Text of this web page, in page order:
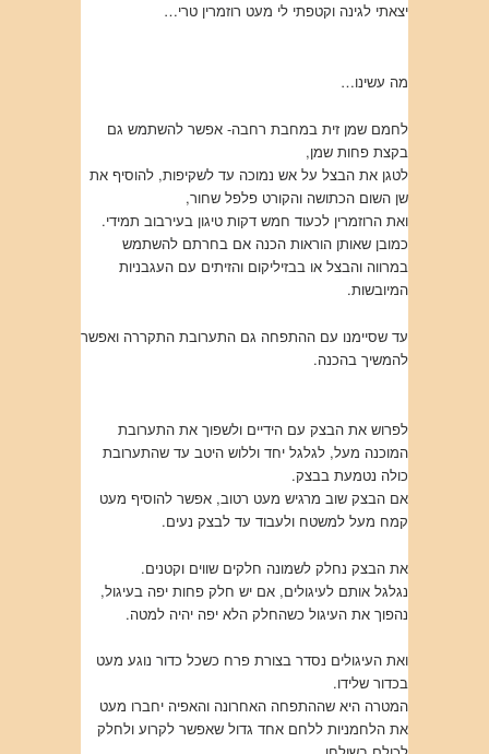
יצאתי לגינה וקטפתי לי מעט רוזמרין טרי…
מה עשינו…
לחמם שמן זית במחבת רחבה- אפשר להשתמש גם
בקצת פחות שמן,
לטגן את הבצל על אש נמוכה עד לשקיפות, להוסיף את
שן השום הכתושה והקורט פלפל שחור,
ואת הרוזמרין לכעוד חמש דקות טיגון בעירבוב תמידי.
כמובן שאותן הוראות הכנה אם בחרתם להשתמש
במרווה והבצל או בבזיליקום והזיתים עם העגבניות
המיובשות.
עד שסיימנו עם ההתפחה גם התערובת התקררה ואפשר
להמשיך בהכנה.
לפרוש את הבצק עם הידיים ולשפוך את התערובת
המוכנה מעל, לגלגל יחד וללוש היטב עד שהתערובת
כולה נטמעת בבצק.
אם הבצק שוב מרגיש מעט רטוב, אפשר להוסיף מעט
קמח מעל למשטח ולעבוד עד לבצק נעים.
את הבצק נחלק לשמונה חלקים שווים וקטנים.
נגלגל אותם לעיגולים, אם יש חלק פחות יפה בעיגול,
נהפוך את העיגול כשהחלק הלא יפה יהיה למטה.
ואת העיגולים נסדר בצורת פרח כשכל כדור נוגע מעט
בכדור שלידו.
המטרה היא שההתפחה האחרונה והאפיה יחברו מעט
את הלחמניות ללחם אחד גדול שאפשר לקרוע ולחלק